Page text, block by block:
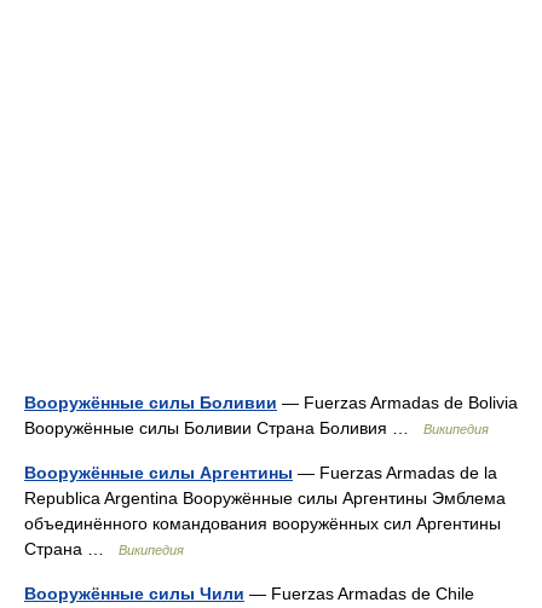
Вооружённые силы Боливии — Fuerzas Armadas de Bolivia
Вооружённые силы Боливии Страна Боливия …
Википедия
Вооружённые силы Аргентины — Fuerzas Armadas de la
Republica Argentina Вооружённые силы Аргентины Эмблема
объединённого командования вооружённых сил Аргентины
Страна …
Википедия
Вооружённые силы Чили — Fuerzas Armadas de Chile